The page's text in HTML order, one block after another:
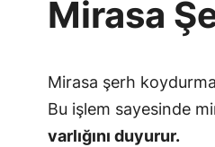
Mirasa
Mirasa şerh
Bu işlem sayesinde
varlığını duyurur.